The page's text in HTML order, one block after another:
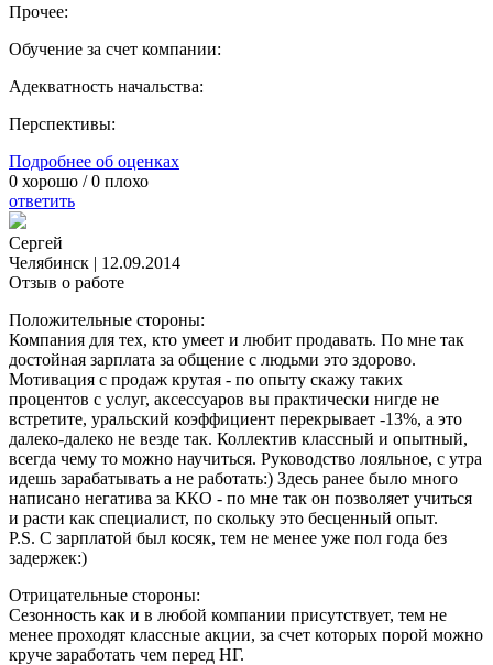
Прочее:
Обучение за счет компании:
Адекватность начальства:
Перспективы:
Подробнее об оценках
0 хорошо /0 плохо
ответить
Сергей
Челябинск | 12.09.2014
Отзыв о работе
Положительные стороны:
Компания для тех, кто умеет и любит продавать. По мне так
достойная зарплата за общение с людьми это здорово.
Мотивация с продаж крутая - по опыту скажу таких
процентов с услуг, аксессуаров вы практически нигде не
встретите, уральский коэффициент перекрывает -13%, а это
далеко-далеко не везде так. Коллектив классный и опытный,
всегда чему то можно научиться. Руководство лояльное, с утра
идешь зарабатывать а не работать:) Здесь ранее было много
написано негатива за ККО - по мне так он позволяет учиться
и расти как специалист, по скольку это бесценный опыт.
P.S. С зарплатой был косяк, тем не менее уже пол года без
задержек:)
Отрицательные стороны:
Сезонность как и в любой компании присутствует, тем не
менее проходят классные акции, за счет которых порой можно
круче заработать чем перед НГ.